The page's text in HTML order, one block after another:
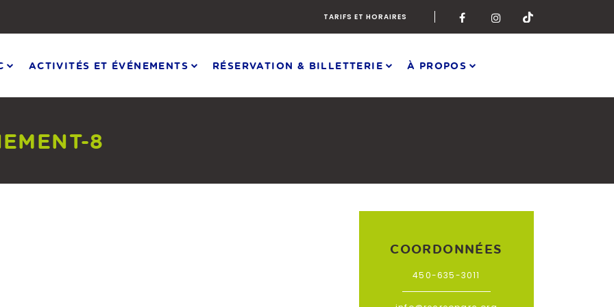
TARIFS ET HORAIRES
ACTIVITÉS ET ÉVÉNEMENTS RÉSERVATION & BILLETTERIE À PROPOS
8
COORDONNÉES
450-635-3011